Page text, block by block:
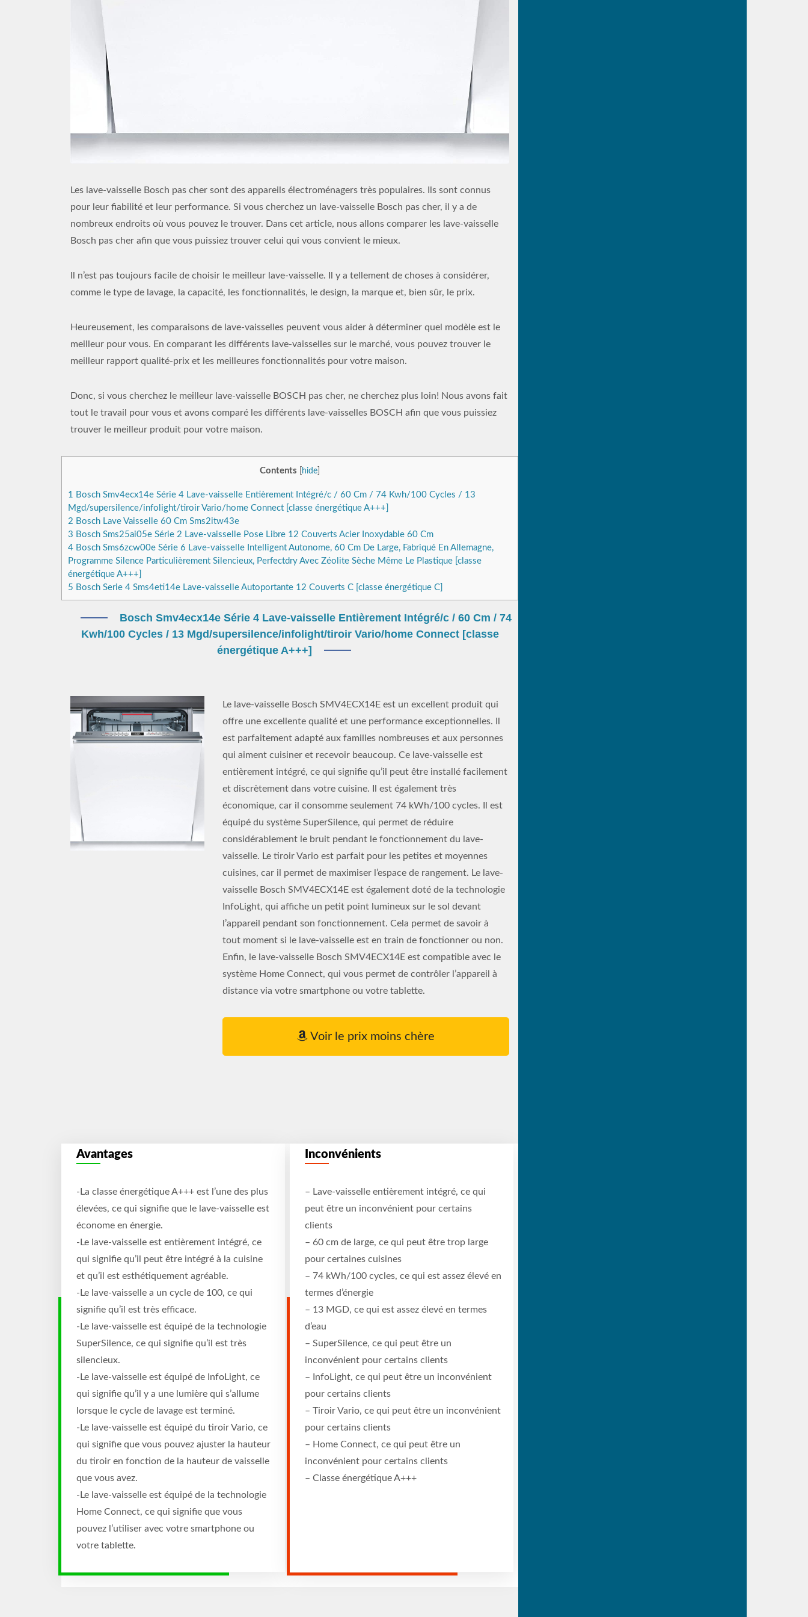
Les lave-vaisselle Bosch pas cher sont des appareils électroménagers très populaires. Ils sont connus
pour leur fiabilité et leur performance. Si vous cherchez un lave-vaisselle Bosch pas cher, il y a de
nombreux endroits où vous pouvez le trouver. Dans cet article, nous allons comparer les lave-vaisselle
Bosch pas cher afin que vous puissiez trouver celui qui vous convient le mieux.
Il n’est pas toujours facile de choisir le meilleur lave-vaisselle. Il y a tellement de choses à considérer,
comme le type de lavage, la capacité, les fonctionnalités, le design, la marque et, bien sûr, le prix.
Heureusement, les comparaisons de lave-vaisselles peuvent vous aider à déterminer quel modèle est le
meilleur pour vous. En comparant les différents lave-vaisselles sur le marché, vous pouvez trouver le
meilleur rapport qualité-prix et les meilleures fonctionnalités pour votre maison.
Donc, si vous cherchez le meilleur lave-vaisselle BOSCH pas cher, ne cherchez plus loin! Nous avons fait
tout le travail pour vous et avons comparé les différents lave-vaisselles BOSCH afin que vous puissiez
trouver le meilleur produit pour votre maison.
Contents hide
1
Bosch Smv4ecx14e Série 4 Lave-vaisselle Entièrement Intégré/c / 60 Cm / 74 Kwh/100 Cycles / 13
Mgd/supersilence/infolight/tiroir Vario/home Connect [classe énergétique A+++]
2 Bosch Lave Vaisselle 60 Cm Sms2itw43e
3 Bosch Sms25ai05e Série 2 Lave-vaisselle Pose Libre 12 Couverts Acier Inoxydable 60 Cm
4 Bosch Sms6zcw00e Série 6 Lave-vaisselle Intelligent Autonome, 60 Cm De Large, Fabriqué En Allemagne,
Programme Silence Particulièrement Silencieux, Perfectdry Avec Zéolite Sèche Même Le Plastique [classe
énergétique A+++]
5 Bosch Serie 4 Sms4eti14e Lave-vaisselle Autoportante 12 Couverts C [classe énergétique C]
Bosch Smv4ecx14e Série 4 Lave-vaisselle Entièrement Intégré/c / 60 Cm / 74
Kwh/100 Cycles / 13 Mgd/supersilence/infolight/tiroir Vario/home Connect [classe
énergétique A+++]
Le lave-vaisselle Bosch SMV4ECX14E est un excellent produit qui
offre une excellente qualité et une performance exceptionnelles. Il
est parfaitement adapté aux familles nombreuses et aux personnes
qui aiment cuisiner et recevoir beaucoup. Ce lave-vaisselle est
entièrement intégré, ce qui signifie qu’il peut être installé facilement
et discrètement dans votre cuisine. Il est également très
économique, car il consomme seulement 74 kWh/100 cycles. Il est
équipé du système SuperSilence, qui permet de réduire
considérablement le bruit pendant le fonctionnement du lave-
vaisselle. Le tiroir Vario est parfait pour les petites et moyennes
cuisines, car il permet de maximiser l’espace de rangement. Le lave-
vaisselle Bosch SMV4ECX14E est également doté de la technologie
InfoLight, qui affiche un petit point lumineux sur le sol devant
l’appareil pendant son fonctionnement. Cela permet de savoir à
tout moment si le lave-vaisselle est en train de fonctionner ou non.
Enfin, le lave-vaisselle Bosch SMV4ECX14E est compatible avec le
système Home Connect, qui vous permet de contrôler l’appareil à
distance via votre smartphone ou votre tablette.
Voir le prix moins chère
Avantages
-La classe énergétique A+++ est l’une des plus
élevées, ce qui signifie que le lave-vaisselle est
économe en énergie.
-Le lave-vaisselle est entièrement intégré, ce
qui signifie qu’il peut être intégré à la cuisine
et qu’il est esthétiquement agréable.
-Le lave-vaisselle a un cycle de 100, ce qui
signifie qu’il est très efficace.
-Le lave-vaisselle est équipé de la technologie
SuperSilence, ce qui signifie qu’il est très
silencieux.
-Le lave-vaisselle est équipé de InfoLight, ce
qui signifie qu’il y a une lumière qui s’allume
lorsque le cycle de lavage est terminé.
-Le lave-vaisselle est équipé du tiroir Vario, ce
qui signifie que vous pouvez ajuster la hauteur
du tiroir en fonction de la hauteur de vaisselle
que vous avez.
-Le lave-vaisselle est équipé de la technologie
Home Connect, ce qui signifie que vous
pouvez l’utiliser avec votre smartphone ou
votre tablette.
Inconvénients
– Lave-vaisselle entièrement intégré, ce qui
peut être un inconvénient pour certains
clients
– 60 cm de large, ce qui peut être trop large
pour certaines cuisines
– 74 kWh/100 cycles, ce qui est assez élevé en
termes d’énergie
– 13 MGD, ce qui est assez élevé en termes
d’eau
– SuperSilence, ce qui peut être un
inconvénient pour certains clients
– InfoLight, ce qui peut être un inconvénient
pour certains clients
– Tiroir Vario, ce qui peut être un inconvénient
pour certains clients
– Home Connect, ce qui peut être un
inconvénient pour certains clients
– Classe énergétique A+++